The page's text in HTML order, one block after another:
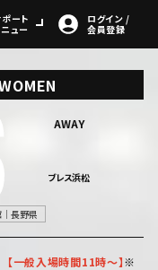
ート
ュー
ログイン /
会員登録
AWAY
ブレス浜松
長野県
【一般入場時間11時～】※